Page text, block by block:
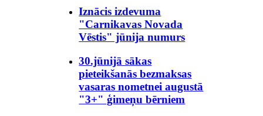
Iznācis izdevuma
"Carnikavas Novada
Vēstis" jūnija numurs
30.jūnijā sākas
pieteikšanās bezmaksas
vasaras nometnei augustā
"3+" ģimeņu bērniem